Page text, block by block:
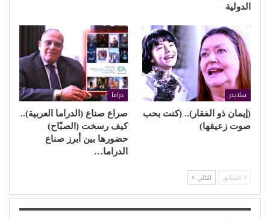
الدولية
سلايدر
(إيمان ذو الفقار).. (كنت بحب
صوت زعيقها)
دراما
صراع صناع (الدراما العربية)..
كيف رسخت (الصبّاح)
حضورها بين أبرز صناع
الدراما…
السابق التالي